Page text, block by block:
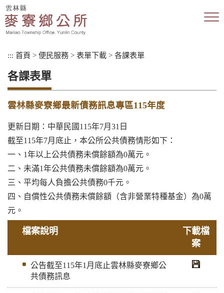
跳
到
主
::: 首頁 > 便民服務 > 表單下載 > 各課表單
各課表單
雲林縣麥寮鄉最新債務訊息專區115年度
更新日期：中華民國115年7月31日
截至115年7月底止，本公所公共債務情形如下：
一、1年以上公共債務未償餘額為0萬元。
二、未滿1年公共債務未償餘額為0萬元。
三、平均每人負擔公共債務0千元。
四、自償性公共債務未償餘額（含非營業特種基金）為0萬
元。
檔案說明
下載檔
案
公告截至115年1月底止雲林縣麥寮鄉公
共債務訊息